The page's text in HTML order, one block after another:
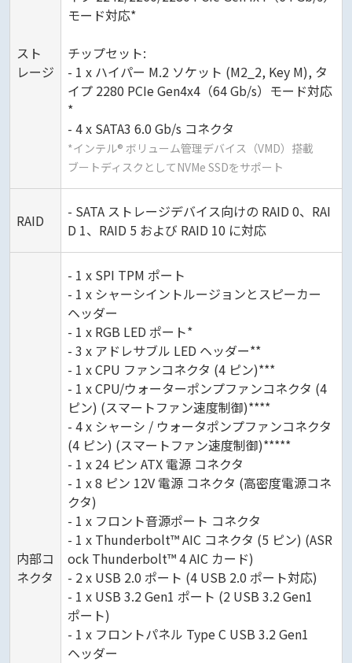
スト
レージ
モード対応*
チップセット:
- 1 x ハイパー M.2 ソケット (M2_2, Key M), タ
イプ 2280 PCIe Gen4x4（64 Gb/s）モード対応
*
- 4 x SATA3 6.0 Gb/s コネクタ
*インテル® ボリューム管理デバイス（VMD）搭載
ブートディスクとしてNVMe SSDをサポート
RAID
- SATA ストレージデバイス向けの RAID 0、RAI
D 1、RAID 5 および RAID 10 に対応
内部コ
ネクタ
- 1 x SPI TPM ポート
- 1 x シャーシイントルージョンとスピーカー
ヘッダー
- 1 x RGB LED ポート*
- 3 x アドレサブル LED ヘッダー**
- 1 x CPU ファンコネクタ (4 ピン)***
- 1 x CPU/ウォーターポンプファンコネクタ (4
ピン) (スマートファン速度制御)****
- 4 x シャーシ / ウォータポンプファンコネクタ
(4 ピン) (スマートファン速度制御)*****
- 1 x 24 ピン ATX 電源 コネクタ
- 1 x 8 ピン 12V 電源 コネクタ (高密度電源コネ
クタ)
- 1 x フロント音源ポート コネクタ
- 1 x Thunderbolt™ AIC コネクタ (5 ピン) (ASR
ock Thunderbolt™ 4 AIC カード)
- 2 x USB 2.0 ポート (4 USB 2.0 ポート対応)
- 1 x USB 3.2 Gen1 ポート (2 USB 3.2 Gen1
ポート)
- 1 x フロントパネル Type C USB 3.2 Gen1
ヘッダー